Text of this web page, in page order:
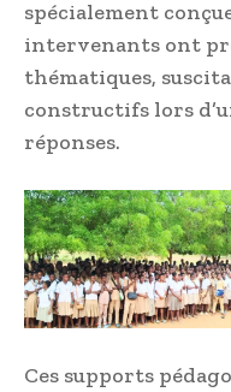
spécialement
intervenants ont
thématiques,
constructifs lors
réponses.
Ces supports